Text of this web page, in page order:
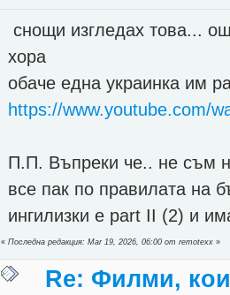
снощи изгледах това...
хора
обаче една украинка им
https://www.youtube.com/
П.П. Въпреки че.. не съм
все пак по правилата на
ингилизки е part II (2) и
«Последна редакция: Mar 19, 2026, 06:00 от remotexx »
Re: Филми,